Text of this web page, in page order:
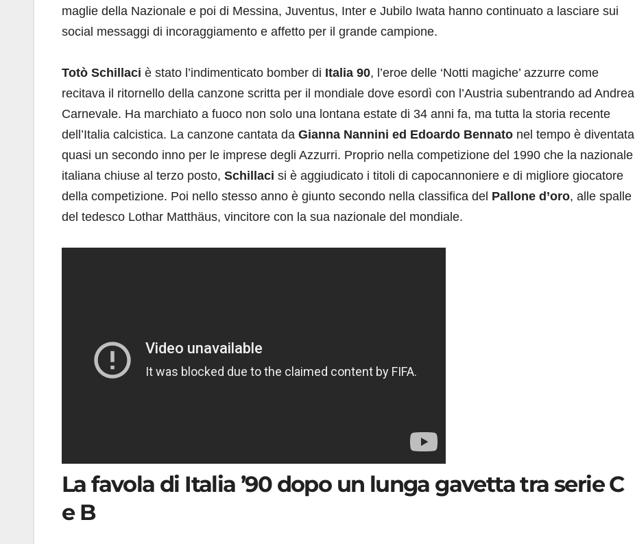
maglie della Nazionale e poi di Messina, Juventus, Inter e Jubilo Iwata hanno continuato a lasciare sui
social messaggi di incoraggiamento e affetto per il grande campione.
Totò Schillaci è stato l’indimenticato bomber di Italia 90, l’eroe delle ‘Notti magiche’ azzurre come
recitava il ritornello della canzone scritta per il mondiale dove esordì con l’Austria subentrando ad Andrea
Carnevale. Ha marchiato a fuoco non solo una lontana estate di 34 anni fa, ma tutta la storia recente
dell’Italia calcistica. La canzone cantata da Gianna Nannini ed Edoardo Bennato nel tempo è diventata
quasi un secondo inno per le imprese degli Azzurri. Proprio nella competizione del 1990 che la nazionale
italiana chiuse al terzo posto, Schillaci si è aggiudicato i titoli di capocannoniere e di migliore giocatore
della competizione. Poi nello stesso anno è giunto secondo nella classifica del Pallone d’oro, alle spalle
del tedesco Lothar Matthäus, vincitore con la sua nazionale del mondiale.
La favola di Italia ’90 dopo un lunga gavetta tra serie C
e B